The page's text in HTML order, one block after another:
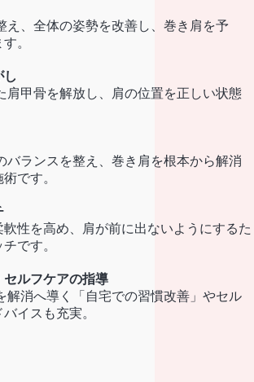
、全体の姿勢を改善し、巻き肩を予
。
甲骨を解放し、肩の位置を正しい状態
ランスを整え、巻き肩を根本から解消
です。
性を高め、肩が前に出ないようにするた
です。
ルフケアの指導
消へ導く「自宅での習慣改善」やセル
イスも充実。